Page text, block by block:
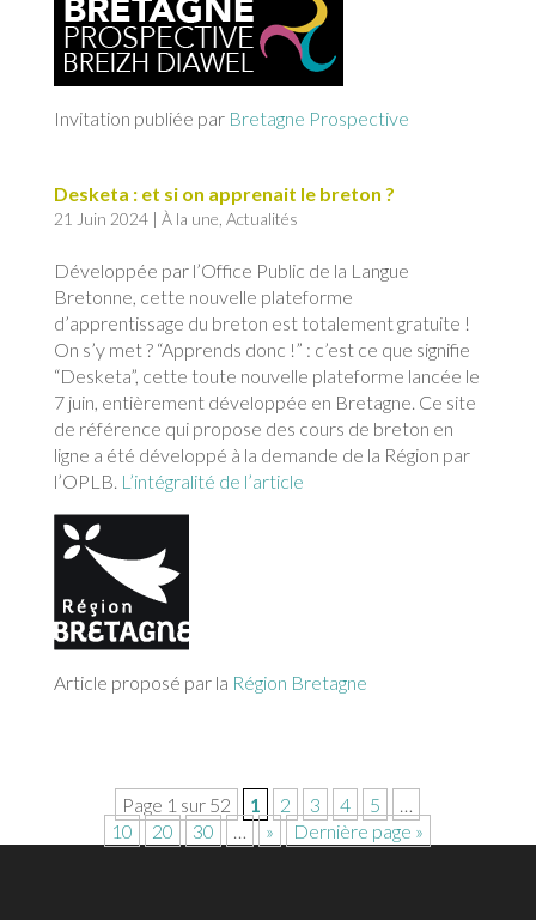
Invitation publiée par Bretagne Prospective
Desketa : et si on apprenait le breton ?
21 Juin 2024| À la une Actualités
Développée par l’Office Public de la Langue
Bretonne, cette nouvelle plateforme
d’apprentissage du breton est totalement gratuite !
On s’y met ? “Apprends donc !” : c’est ce que signifie
“Desketa”, cette toute nouvelle plateforme lancée le
7 juin, entièrement développée en Bretagne. Ce site
de référence qui propose des cours de breton en
ligne a été développé à la demande de la Région par
l’OPLB. L’intégralité de l’article
Article proposé par la Région Bretagne
Page 1 sur 52 1 2 3 4 5
…
10
20 30 … » Dernière page »